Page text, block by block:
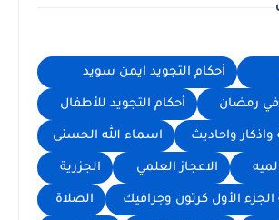
أحكام التجويد ايمن سويد
في رمضان أحكام التجويد للأطفال
واذكار واحاديث اسماء الله الحسنى
الاعجاز العلمي الجزرية
الجزء الأول كرتون وجرافيك الصلاة